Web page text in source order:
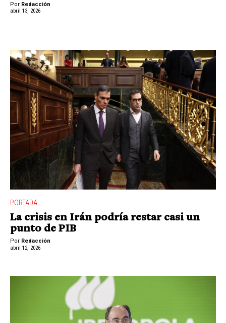
Por Redacción
abril 13, 2026
PORTADA
La crisis en Irán podría restar casi un
punto de PIB
Por Redacción
abril 12, 2026